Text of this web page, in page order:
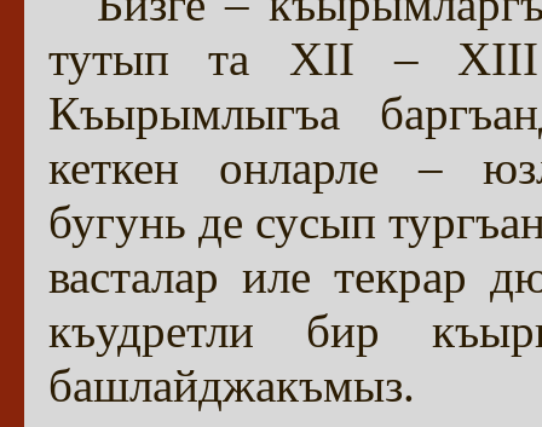
тутып та XII – XIII
Къырымлыгъа
кеткен онларле –
бугунь де сусып
васталар иле текрар
къудретли бир
башлайджакъмыз.